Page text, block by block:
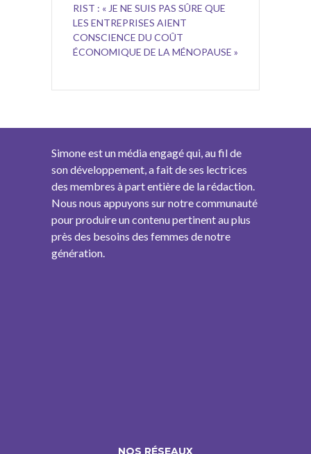
RIST : « JE NE SUIS PAS SÛRE QUE
LES ENTREPRISES AIENT
CONSCIENCE DU COÛT
ÉCONOMIQUE DE LA MÉNOPAUSE »
Simone est un média engagé qui, au fil de
son développement, a fait de ses lectrices
des membres à part entière de la rédaction.
Nous nous appuyons sur notre communauté
pour produire un contenu pertinent au plus
près des besoins des femmes de notre
génération.
NOS RÉSEAUX